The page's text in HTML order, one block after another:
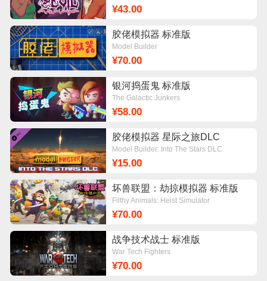
¥43.00
胶佬模拟器 标准版
Model Builder
¥70.00
银河捣蛋鬼 标准版
The Galactic Junkers
¥58.00
胶佬模拟器 星际之旅DLC
Model Builder: Into The Stars DLC
¥15.00
坏兽联盟：劫掠模拟器 标准版
Filthy Animals: Heist Simulator
¥70.00
战争技术战士 标准版
War Tech Fighters
¥70.00